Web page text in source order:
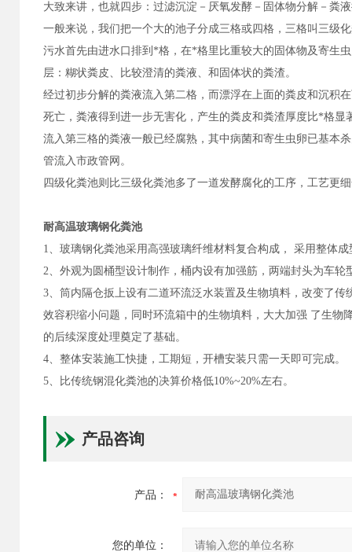
大致来讲，也就四步：过滤沉淀－厌氧发酵－固体物分解－粪
一般来说，我们把一个大的池子分成三格或四格，三格叫三级
污水首先由进水口排到*格，在*格里比重较大的固体物及寄生
层：糊状粪皮、比较澄清的粪液、和固体状的粪渣。
经过初步分解的粪液流入第二格，而漂浮在上面的粪皮和沉积
死亡，粪液得到进一步无害化，产生的粪皮和粪渣厚度比*格显
流入第三格的粪液一般已经腐熟，其中病菌和寄生虫卵已基本
管流入市政管网。
四级化粪池则比三级化粪池多了一道发酵腐化的工序，工艺更
耐高温玻璃钢化粪池
1、玻璃钢化粪池采用高强玻璃纤维材料复合构成， 采用整体
2、外观为圆桶型设计制作，桶内设有加强筋，两端封头为车
3、筒内隔仓扳上设有二道环流泛水装置及生物填料，改变了
效容积缩小问题，同时环流箱中的生物填料，大大加强 了生物
的后续深度处理奠定了基础。
4、整体安装施工快捷，工期短，开槽安装只需一天即可完成。
5、比传统钢混化粪池的决算价格低10%~20%左右。
产品咨询
产品：
您的单位：